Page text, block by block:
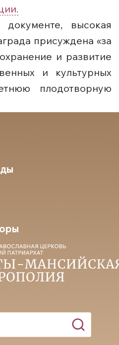
высокая
присуждена «за
и развитие
и культурных
плодотворную